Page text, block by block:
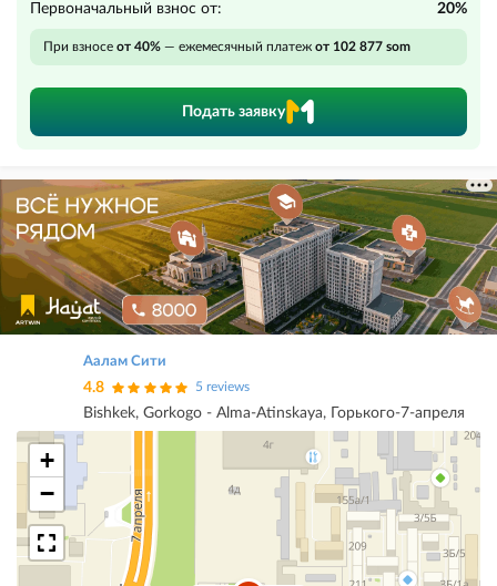
Первоначальный взнос от: 20%
При взносе от 40% — ежемесячный платеж от 102 877 som
Подать заявку
Аалам Сити
4.8 5 reviews
Bishkek, Gorkogo - Alma-Atinskaya, Горького-7-апреля
+
−